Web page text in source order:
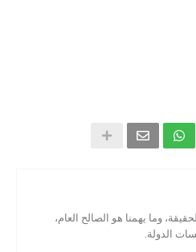
وما يهمنا هو الصالح العام،
الدولة.